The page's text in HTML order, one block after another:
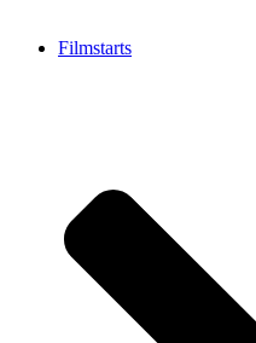
Filmstarts